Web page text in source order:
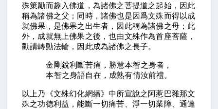
殊策勵而趣入佛道，為諸佛之菩提道之起始，因此
稱為諸佛之父；同時，諸佛也是因爲文殊而得以成
就佛果，是佛果之出生者，因此稱為諸佛之母；此
外，成就無上佛果之後，也由文殊作為首座菩薩，
勸請轉動法輪，因此成為諸佛之長子。
金剛銳利斷苦痛，勝慧本智之身者，
本智之身語自在，成熟有情汝前禮。
以上乃《文殊幻化網續》中所宣說之阿惹巴雜那文
殊之功德利益，能斷一切痛苦、淨一切業障、通達